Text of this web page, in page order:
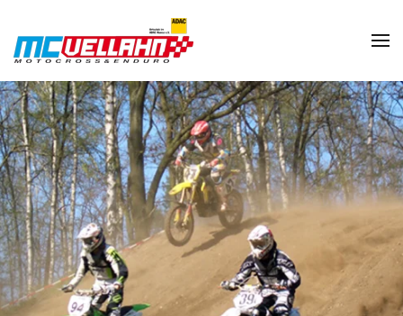
Zum Hauptinhalt springen